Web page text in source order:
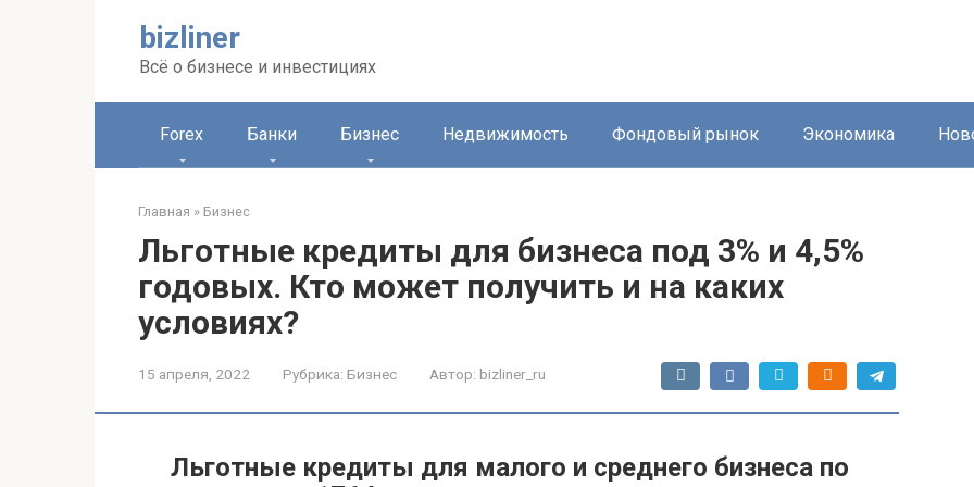
bizliner
Всё о бизнесе и инвестициях
Forex Банки Бизнес Недвижимость Фондовый рынок Экономика
Главная » Бизнес
Льготные кредиты для бизнеса под 3% и 4,5%
годовых. Кто может получить и на каких
условиях?
15 апреля, 2022 Рубрика: Бизнес Автор: bizliner_ru
Льготные кредиты для малого и среднего бизнеса по